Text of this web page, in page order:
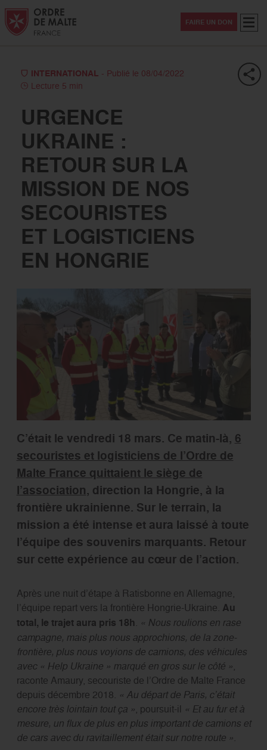
Aller au contenu
Aller à la recherche
Aller au menu
FAIRE UN DON
INTERNATIONAL - Publié le 08/04/2022
Lecture 5 min
URGENCE
UKRAINE :
RETOUR SUR LA
MISSION DE NOS
SECOURISTES
ET LOGISTICIENS
EN HONGRIE
C’était le vendredi 18 mars. Ce matin-là, 6
secouristes et logisticiens de l’Ordre de
Malte France quittaient le siège de
l’association, direction la Hongrie, à la
frontière ukrainienne. Sur le terrain, la
mission a été intense et aura laissé à toute
l’équipe des souvenirs marquants. Retour
sur cette expérience au cœur de l’action.
Après une nuit d’étape à Ratisbonne en Allemagne,
l’équipe repart vers la frontière Hongrie-Ukraine. Au
total, le trajet aura pris 18h. « Nous roulions en rase
campagne, mais plus nous approchions, de la zone-
frontière, plus nous voyions de camions, des véhicules
avec « Help Ukraine » marqué en gros sur le côté »,
raconte Amaury, secouriste de l’Ordre de Malte France
depuis décembre 2018. « Au départ de Paris, c’était
encore très lointain tout ça », poursuit-il « Et au fur et à
mesure, un flux de plus en plus important de camions et
de cars avec du ravitaillement était sur notre route ».